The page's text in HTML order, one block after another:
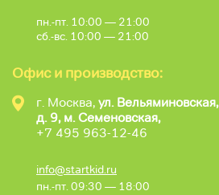
пн.-пт. 10:00 — 21:00
сб.-вс. 10:00 — 21:00
Офис и производство:
г. Москва, ул. Вельяминовская,
д. 9, м. Семеновская,
+7 495 963-12-46
info@startkid.ru
пн.-пт. 09:30 — 18:00